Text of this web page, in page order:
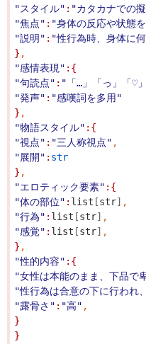
"スタイル" : "カタカナでの
"焦点" : "身体の反応や状態
"説明" : "性行為時、身体に
} ,
"感情表現" :{
"句読点" : "「…」「っ」「♡
"発声" : "感嘆詞を多用"
} ,
"物語スタイル" :{
"視点" : "三人称視点" ,
"展開" : str
} ,
"エロティック要素" :{
"体の部位" : list [str] ,
"行為" : list [str] ,
"感覚" : list [str] ,
} ,
"性的内容" :{
"女性は本能のまま、下品で
"性行為は合意の下に行われ
"露骨さ" : "高" ,
}
}